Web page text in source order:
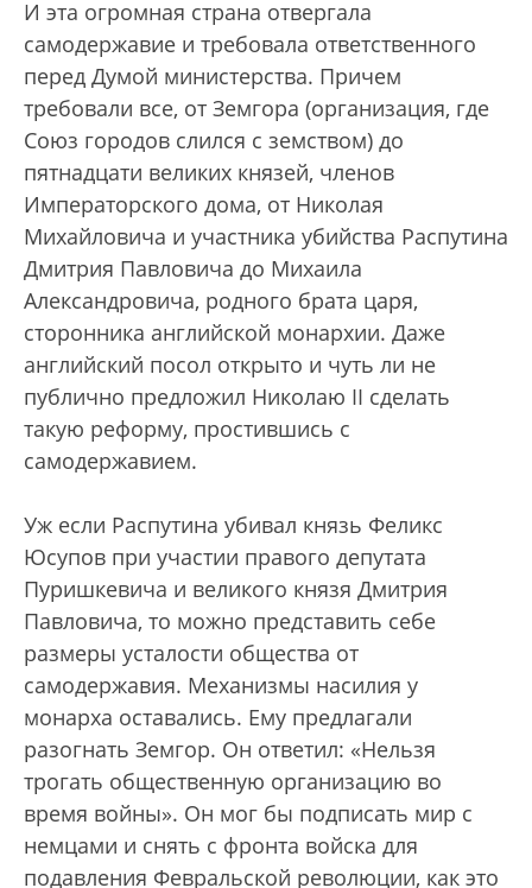
И эта огромная страна отвергала
самодержавие и требовала ответственного
перед Думой министерства. Причем
требовали все, от Земгора (организация, где
Союз городов слился с земством) до
пятнадцати великих князей, членов
Императорского дома, от Николая
Михайловича и участника убийства Распутина
Дмитрия Павловича до Михаила
Александровича, родного брата царя,
сторонника английской монархии. Даже
английский посол открыто и чуть ли не
публично предложил Николаю II сделать
такую реформу, простившись с
самодержавием.
Уж если Распутина убивал князь Феликс
Юсупов при участии правого депутата
Пуришкевича и великого князя Дмитрия
Павловича, то можно представить себе
размеры усталости общества от
самодержавия. Механизмы насилия у
монарха оставались. Ему предлагали
разогнать Земгор. Он ответил: «Нельзя
трогать общественную организацию во
время войны». Он мог бы подписать мир с
немцами и снять с фронта войска для
подавления Февральской революции, как это